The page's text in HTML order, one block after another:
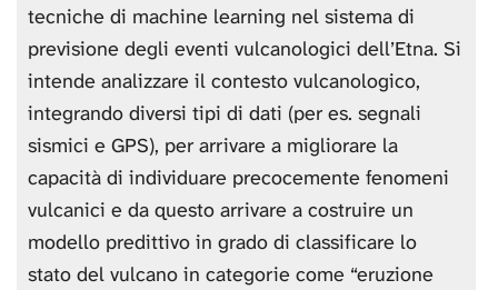
tecniche di machine learning nel sistema di
previsione degli eventi vulcanologici dell’Etna. Si
intende analizzare il contesto vulcanologico,
integrando diversi tipi di dati (per es. segnali
sismici e GPS), per arrivare a migliorare la
capacità di individuare precocemente fenomeni
vulcanici e da questo arrivare a costruire un
modello predittivo in grado di classificare lo
stato del vulcano in categorie come “eruzione